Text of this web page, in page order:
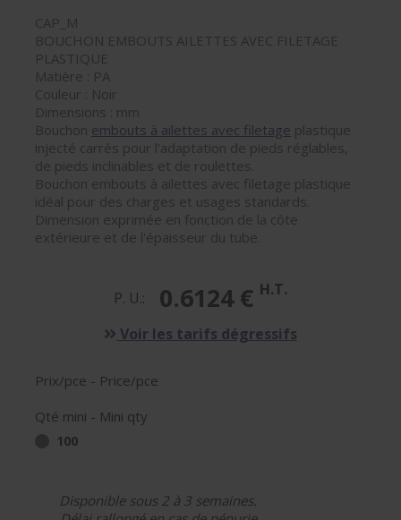
CAP_M
BOUCHON EMBOUTS AILETTES AVEC FILETAGE
PLASTIQUE
Matière : PA
Couleur : Noir
Dimensions : mm
Bouchon embouts à ailettes avec filetage plastique
injecté carrés pour l'adaptation de pieds réglables,
de pieds inclinables et de roulettes.
Bouchon embouts à ailettes avec filetage plastique
idéal pour des charges et usages standards.
Dimension exprimée en fonction de la côte
extérieure et de l'épaisseur du tube.
P. U.: 0.6124 € H.T.
Voir les tarifs dégressifs
Prix/pce - Price/pce
Qté mini - Mini qty
100
Disponible sous 2 à 3 semaines.